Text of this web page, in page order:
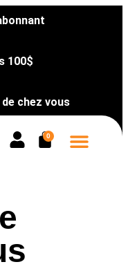
100$
chez vous
0